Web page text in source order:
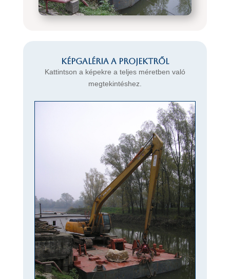
Képgaléria a projektről
Kattintson a képekre a teljes méretben való
megtekintéshez.